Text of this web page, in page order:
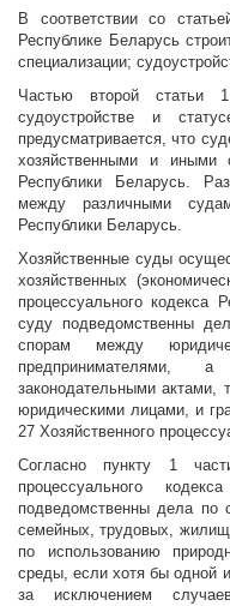
В соответствии со
Республике Беларусь
специализации;
Частью второй статьи
судоустройстве и
предусматривается, что
хозяйственными и иными
Республики Беларусь.
между различными
Республики Беларусь.
Хозяйственные суды
хозяйственных
процессуального кодекса
суду подведомственны
спорам между
предпринимателями,
законодательными актами,
юридическими лицами, и
27 Хозяйственного
Согласно пункту 1
процессуального
подведомственны дела по
семейных, трудовых,
по использованию
среды, если хотя бы одной
за исключением